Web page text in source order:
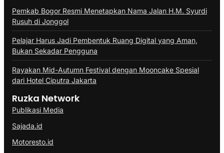
Pemkab Bogor Resmi Menetapkan Nama Jalan H.M. Syurdi
Rusuh di Jonggol
Pelajar Harus Jadi Pembentuk Ruang Digital yang Aman,
Bukan Sekadar Pengguna
Rayakan Mid-Autumn Festival dengan Mooncake Spesial
dari Hotel Ciputra Jakarta
Ruzka Network
Publikasi Media
Sajada.id
Motoresto.id